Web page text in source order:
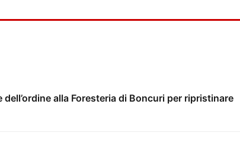
alla Foresteria di Boncuri per ripristinare